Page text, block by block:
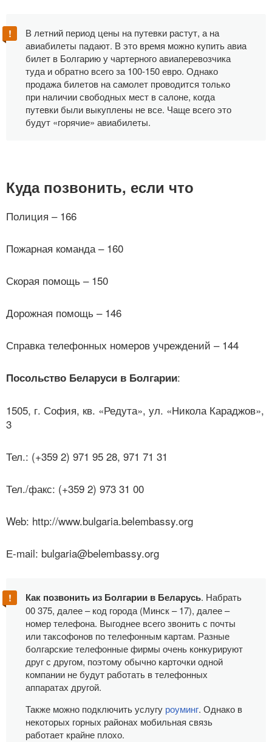
В летний период цены на путевки растут, а на
авиабилеты падают. В это время можно купить авиа
билет в Болгарию у чартерного авиаперевозчика
туда и обратно всего за 100-150 евро. Однако
продажа билетов на самолет проводится только
при наличии свободных мест в салоне, когда
путевки были выкуплены не все. Чаще всего это
будут «горячие» авиабилеты.
Куда позвонить, если что
Полиция – 166
Пожарная команда – 160
Скорая помощь – 150
Дорожная помощь – 146
Справка телефонных номеров учреждений – 144
Посольство Беларуси в Болгарии:
1505, г. София, кв. «Редута», ул. «Никола Караджов»,
3
Тел.: (+359 2) 971 95 28, 971 71 31
Тел./факс: (+359 2) 973 31 00
Web: http://www.bulgaria.belembassy.org
Е-mail: bulgaria@belembassy.org
Как позвонить из Болгарии в Беларусь. Набрать
00 375, далее – код города (Минск – 17), далее –
номер телефона. Выгоднее всего звонить с почты
или таксофонов по телефонным картам. Разные
болгарские телефонные фирмы очень конкурируют
друг с другом, поэтому обычно карточки одной
компании не будут работать в телефонных
аппаратах другой.
Также можно подключить услугу роуминг. Однако в
некоторых горных районах мобильная связь
работает крайне плохо.